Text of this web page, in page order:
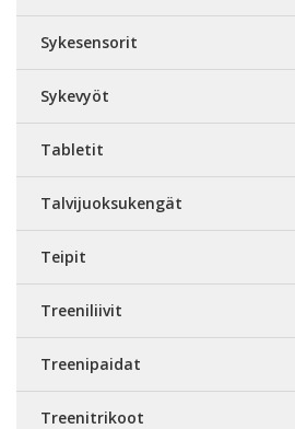
Sykesensorit
Sykevyöt
Tabletit
Talvijuoksukengät
Teipit
Treeniliivit
Treenipaidat
Treenitrikoot